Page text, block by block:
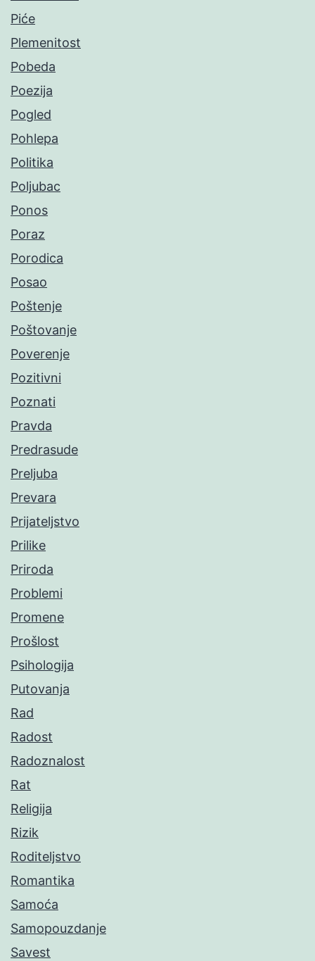
Piće
Plemenitost
Pobeda
Poezija
Pogled
Pohlepa
Politika
Poljubac
Ponos
Poraz
Porodica
Posao
Poštenje
Poštovanje
Poverenje
Pozitivni
Poznati
Pravda
Predrasude
Preljuba
Prevara
Prijateljstvo
Prilike
Priroda
Problemi
Promene
Prošlost
Psihologija
Putovanja
Rad
Radost
Radoznalost
Rat
Religija
Rizik
Roditeljstvo
Romantika
Samoća
Samopouzdanje
Savest